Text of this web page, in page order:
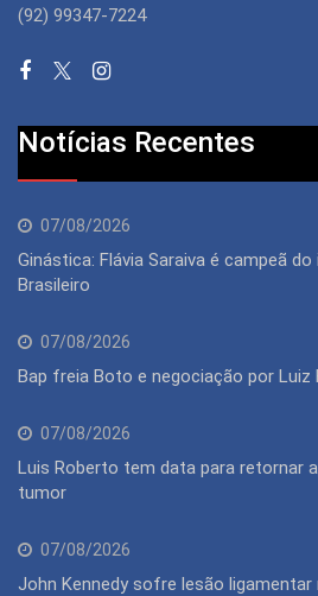
(92) 99347-7224
Notícias Recentes
07/08/2026
Ginástica: Flávia Saraiva é campeã do
Brasileiro
07/08/2026
Bap freia Boto e negociação por Luiz
07/08/2026
Luis Roberto tem data para retornar
tumor
07/08/2026
John Kennedy sofre lesão